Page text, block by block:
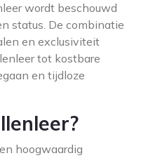
wordt beschouwd
status. De combinatie
en exclusiviteit
tot kostbare
en tijdloze
hoogwaardig